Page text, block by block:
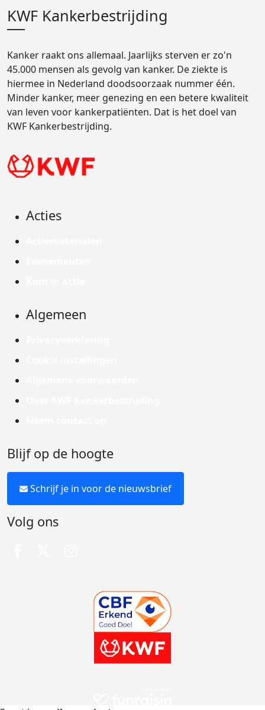
KWF Kankerbestrijding
Kanker raakt ons allemaal. Jaarlijks sterven er zo'n
45.000 mensen als gevolg van kanker. De ziekte is
hiermee in Nederland doodsoorzaak nummer één.
Minder kanker, meer genezing en een betere kwaliteit
van leven voor kankerpatiënten. Dat is het doel van
KWF Kankerbestrijding.
Acties
Algemeen
Blijf op de hoogte
Schrijf je in voor de nieuwsbrief
Volg ons